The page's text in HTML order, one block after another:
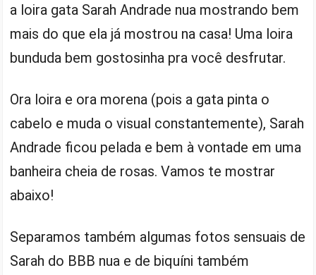
a loira gata Sarah Andrade nua mostrando bem
mais do que ela já mostrou na casa! Uma loira
bunduda bem gostosinha pra você desfrutar.
Ora loira e ora morena (pois a gata pinta o
cabelo e muda o visual constantemente), Sarah
Andrade ficou pelada e bem à vontade em uma
banheira cheia de rosas. Vamos te mostrar
abaixo!
Separamos também algumas fotos sensuais de
Sarah do BBB nua e de biquíni também